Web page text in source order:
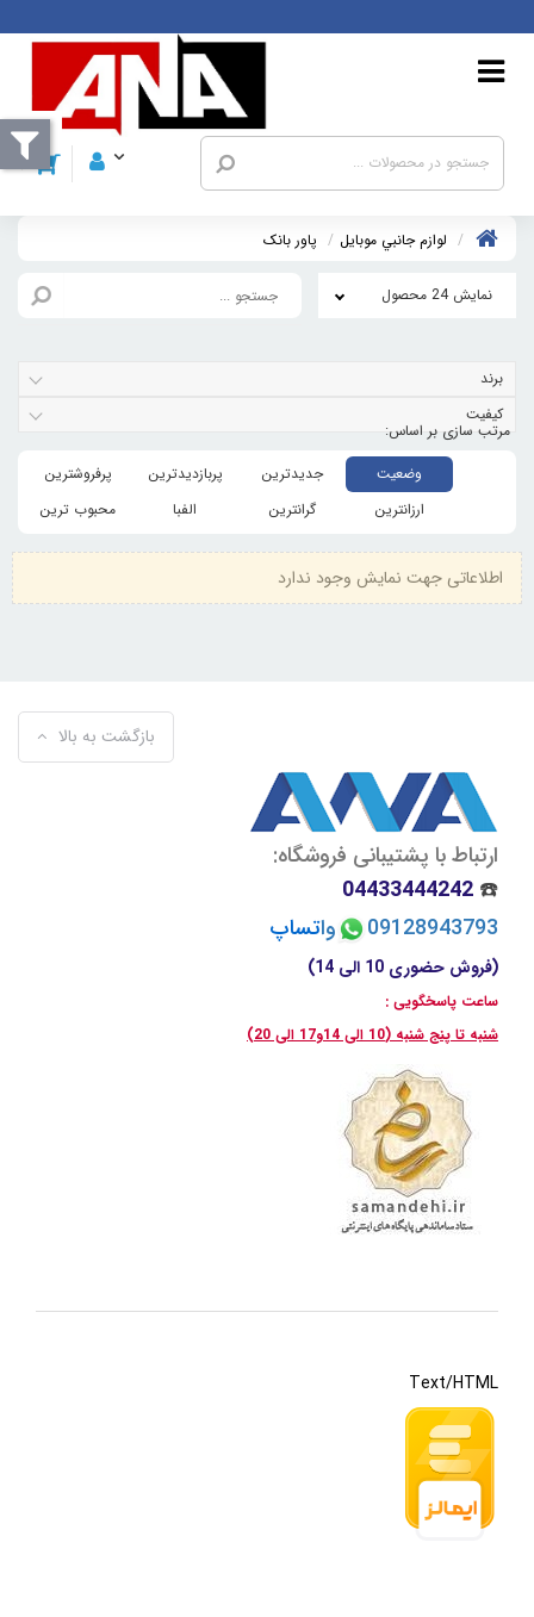
لوازم جانبي موبایل پاور بانک
نمایش 24 محصول
برند
کیفیت
وضعیت جدیدترین پربازدیدترین
پرفروشترین
ارزانترین
گرانترین الفبا محبوب ترین
اطلاعاتی جهت نمایش وجود ندارد
بازگشت به بالا
ارتباط با پشتیبانی فروشگاه:
☎️
04433444242
09128943793
واتساپ
(فروش حضوری 10 الی 14)
ساعت پاسخگویی :
شنبه تا پنج شنبه (10 الی 14و17 الی 20)
Text/HTML